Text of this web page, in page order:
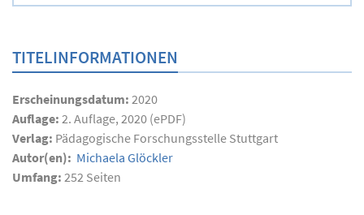
TITELINFORMATIONEN
Erscheinungsdatum: 2020
Auflage: 2. Auflage, 2020 (ePDF)
Verlag: Pädagogische Forschungsstelle Stuttgart
Autor(en): Michaela Glöckler
Umfang: 252 Seiten